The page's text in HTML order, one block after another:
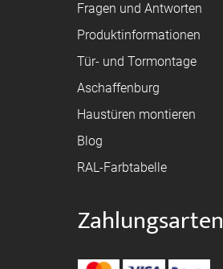
Fragen und Antworten
Produktinformationen
Tür- und Tormontage
Aschaffenburg
Haustüren montieren
Blog
RAL-Farbtabelle
Zahlungsarten